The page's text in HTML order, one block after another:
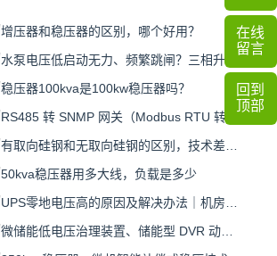
增压器和稳压器的区别，哪个好用？
水泵电压低启动无力、频繁跳闸？三相升…
稳压器100kva是100kw稳压器吗？
RS485 转 SNMP 网关（Modbus RTU 转 S…
有取向硅钢和无取向硅钢的区别，技术差…
50kva稳压器用多大线，负载是多少
UPS零地电压高的原因及解决办法｜机房…
微储能低电压治理装置、储能型 DVR 动…
在线
留言
回到
顶部